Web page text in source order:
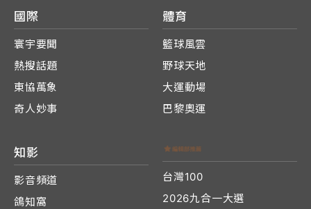
國際
寰宇要聞
熱搜話題
東協萬象
奇人妙事
體育
籃球風雲
野球天地
大運動場
巴黎奧運
知影
影音頻道
鴿知窩
台灣100
2026九合一大選